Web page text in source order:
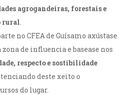
agrogandeiras, forestais e
rural.
no CFEA de Guísamo axústase
de influencia e basease nos
respecto e sostibilidade
deste xeito o
do lugar.